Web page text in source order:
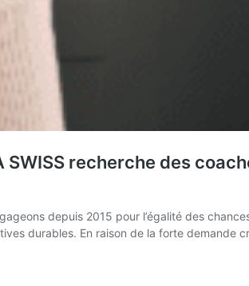
recherche des
depuis 2015 pour l’égalité des
durables. En raison de la forte demande